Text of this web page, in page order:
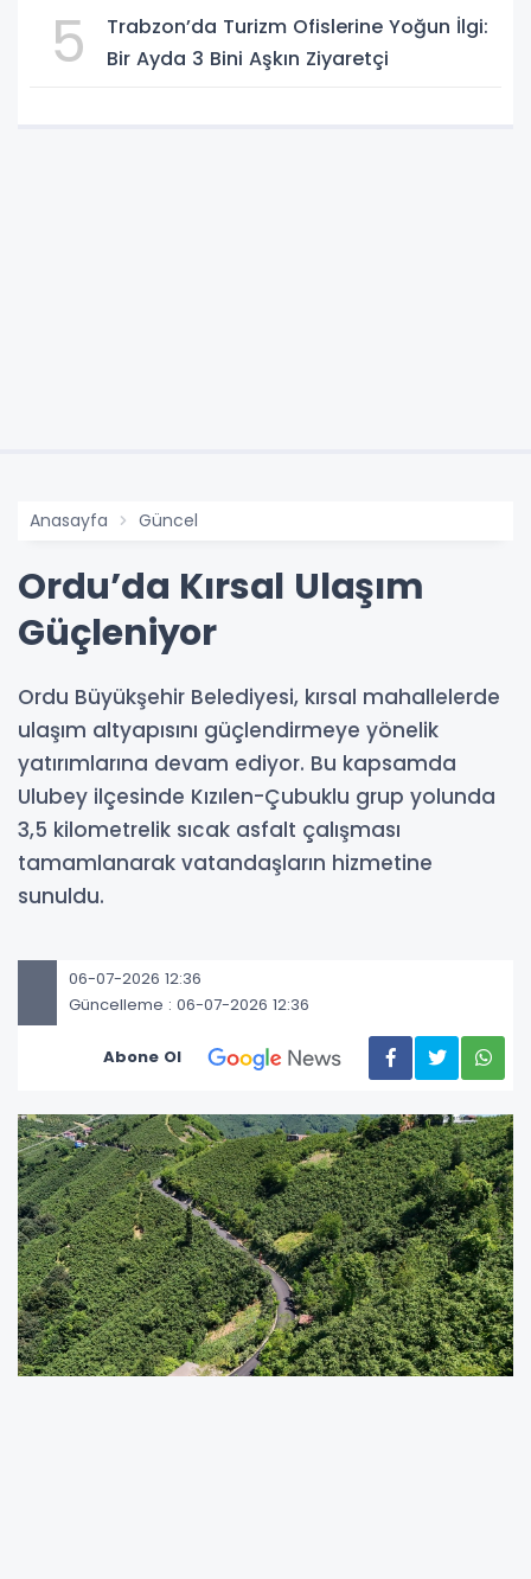
5
Trabzon’da Turizm Ofislerine Yoğun İlgi:
Bir Ayda 3 Bini Aşkın Ziyaretçi
Anasayfa Güncel
Ordu’da Kırsal Ulaşım
Güçleniyor
Ordu Büyükşehir Belediyesi, kırsal mahallelerde
ulaşım altyapısını güçlendirmeye yönelik
yatırımlarına devam ediyor. Bu kapsamda
Ulubey ilçesinde Kızılen-Çubuklu grup yolunda
3,5 kilometrelik sıcak asfalt çalışması
tamamlanarak vatandaşların hizmetine
sunuldu.
06-07-2026 12:36
Güncelleme : 06-07-2026 12:36
Abone Ol